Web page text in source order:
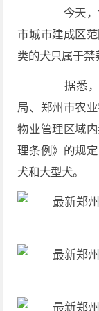
今天，记
市城市建成区
类的犬只属于禁
据悉，
局、郑州市农
物业管理区域
理条例》的规
犬和大型犬。